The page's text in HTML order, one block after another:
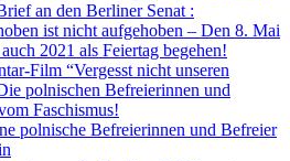
an den Berliner Senat :
ist nicht aufgehoben – Den 8. Mai
2021 als Feiertag begehen!
Film “Vergesst nicht unseren
polnischen Befreierinnen und
Faschismus!
polnische Befreierinnen und Befreier